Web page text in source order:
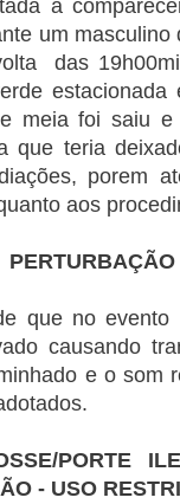
a
um
das
meia foi saiu
que teria
porem
aos
que no evento
causando
e o som
PORTE
- USO